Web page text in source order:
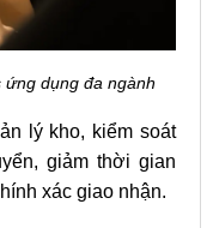
ứng dụng đa ngành
lý kho, kiểm soát
giảm thời gian
xác giao nhận.